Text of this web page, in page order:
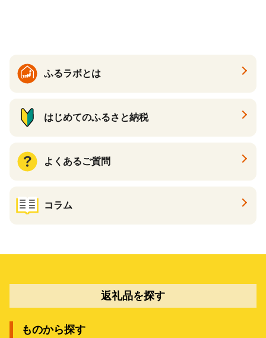
ふるラボとは
はじめてのふるさと納税
よくあるご質問
コラム
返礼品を探す
ものから探す